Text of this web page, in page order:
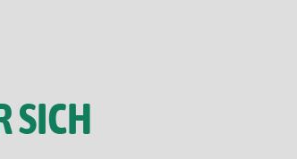
SICH